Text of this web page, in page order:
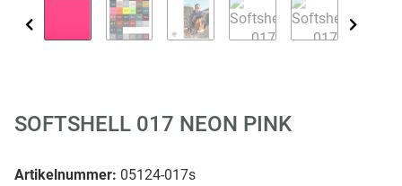
SOFTSHELL 017 NEON PINK
Artikelnummer: 05124-017s